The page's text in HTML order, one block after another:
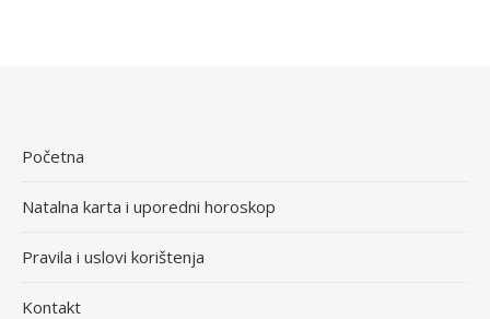
Početna
Natalna karta i uporedni horoskop
Pravila i uslovi korištenja
Kontakt